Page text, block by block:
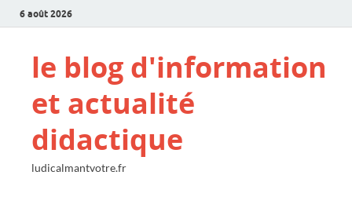
6 août 2026
le blog d'information
et actualité
didactique
ludicalmantvotre.fr